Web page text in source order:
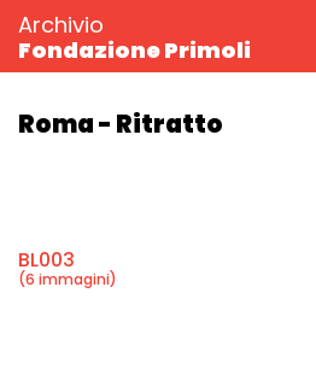
Archivio
Fondazione Primoli
Roma - Ritratto
BL003
(6 immagini)